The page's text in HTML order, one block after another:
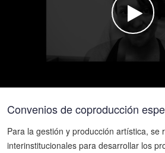
Watch
Convenios de coproducción
Para la gestión y producción artística, se
interinstitucionales para desarrollar los